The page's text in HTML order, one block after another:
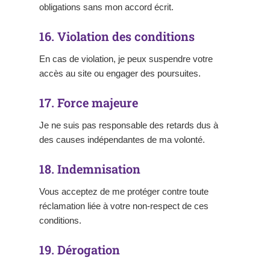
obligations sans mon accord écrit.
16. Violation des conditions
En cas de violation, je peux suspendre votre
accès au site ou engager des poursuites.
17. Force majeure
Je ne suis pas responsable des retards dus à
des causes indépendantes de ma volonté.
18. Indemnisation
Vous acceptez de me protéger contre toute
réclamation liée à votre non-respect de ces
conditions.
19. Dérogation